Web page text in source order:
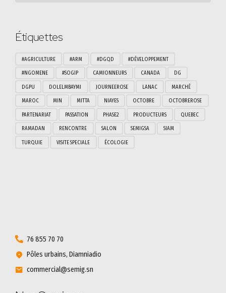
Étiquettes
#AGRICULTURE #ARM #DGQD #DÉVELOPPEMENT
#NGOMENE #SOGIP CAMIONNEURS CANADA DG
DGPU DOLELMBAYMI JOURNEEROSE LANAC MARCHÉ
MAROC MIN MITTA NIAYES OCTOBRE OCTOBREROSE
PARTENARIAT PASSATION PHASE2 PRODUCTEURS QUEBEC
RAMADAN RENCONTRE SALON SEMIGSA SIAM
TURQUIE VISITE SPECIALE ÉCOLOGIE
76 855 70 70
Pôles urbains, Diamniadio
commercial@semig.sn